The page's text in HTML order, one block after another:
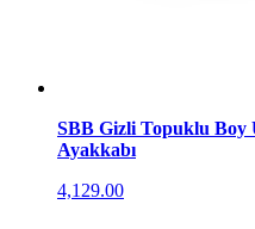
SBB Gizli Topuklu Boy
Ayakkabı
4,129.00